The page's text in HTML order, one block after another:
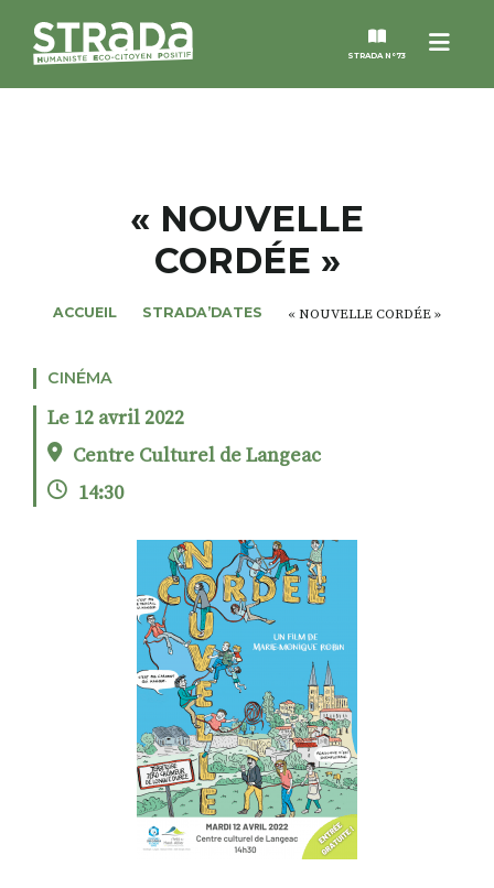
Menu
STRADA N°73
NOS THÈMES
ROSÉE DE MAI
RECHERCHER
S'ABONNER
S'INSCRIRE À LA NEWSLETTER
FACEBOOKINSTAGRAM
LINKEDINYOUTUBE
« NOUVELLE
CORDÉE »
ACCUEIL STRADA’DATES « NOUVELLE CORDÉE »
CINÉMA
Le 12 avril 2022
Centre Culturel de Langeac
14:30